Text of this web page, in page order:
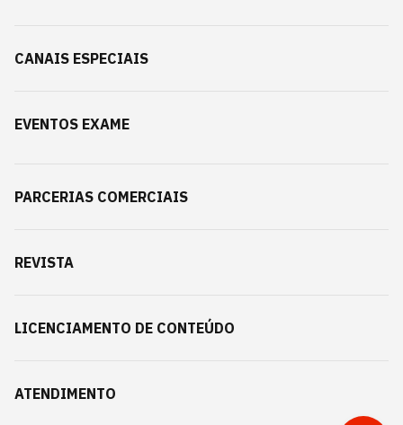
CANAIS ESPECIAIS
EVENTOS EXAME
PARCERIAS COMERCIAIS
REVISTA
LICENCIAMENTO DE CONTEÚDO
ATENDIMENTO